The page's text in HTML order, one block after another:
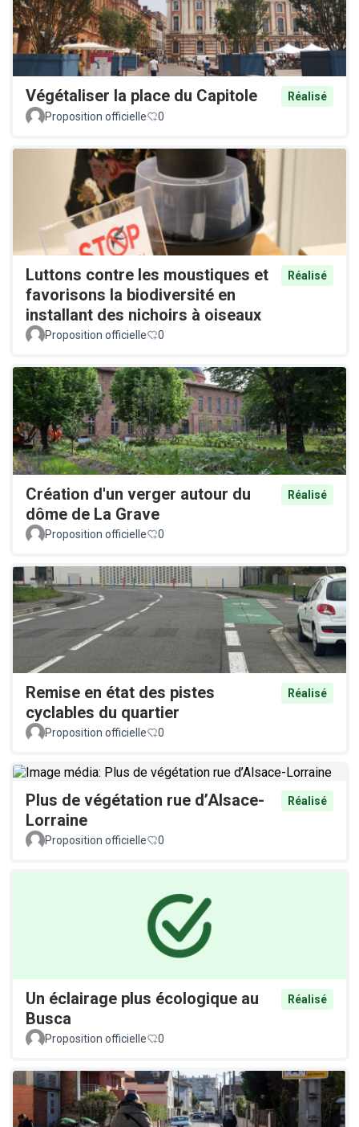
Végétaliser la place du Capitole
Réalisé
Proposition officielle
0
Luttons contre les moustiques et
favorisons la biodiversité en
installant des nichoirs à oiseaux
Réalisé
Proposition officielle 0
Création d'un verger autour du
dôme de La Grave
Réalisé
Proposition officielle 0
Remise en état des pistes
cyclables du quartier
Réalisé
Proposition officielle 0
Plus de végétation rue d’Alsace-
Lorraine
Réalisé
Proposition officielle 0
Un éclairage plus écologique au
Busca
Réalisé
Proposition officielle 0